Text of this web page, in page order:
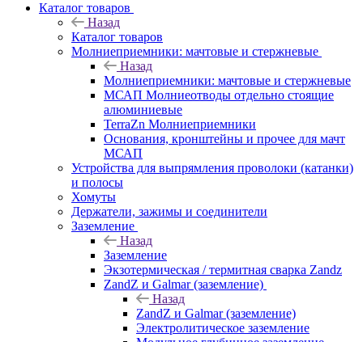
Каталог товаров
Назад
Каталог товаров
Молниеприемники: мачтовые и стержневые
Назад
Молниеприемники: мачтовые и стержневые
МСАП Молниеотводы отдельно стоящие
алюминиевые
TerraZn Молниеприемники
Основания, кронштейны и прочее для мачт
МСАП
Устройства для выпрямления проволоки (катанки)
и полосы
Хомуты
Держатели, зажимы и соединители
Заземление
Назад
Заземление
Экзотермическая / термитная сварка Zandz
ZandZ и Galmar (заземление)
Назад
ZandZ и Galmar (заземление)
Электролитическое заземление